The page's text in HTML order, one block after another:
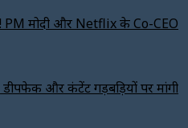
PM मोदी और Netflix के Co-CEO
डीपफेक और कंटेंट गड़बड़ियों पर मांगी